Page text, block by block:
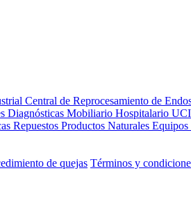
Central de Reprocesamiento de
Diagnósticas Mobiliario Hospitalario UCI
Repuestos Productos Naturales Equipos
de quejas Términos y